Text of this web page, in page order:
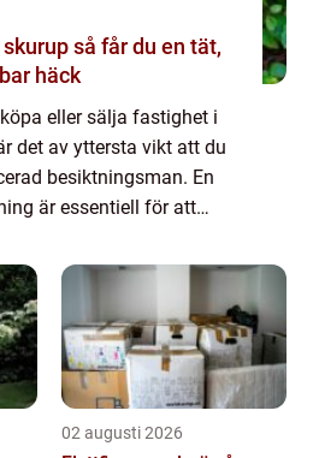
du en tät,
häck
eller sälja fastighet i
det av yttersta vikt att du
besiktningsman. En
är essentiell för att
02 augusti 2026